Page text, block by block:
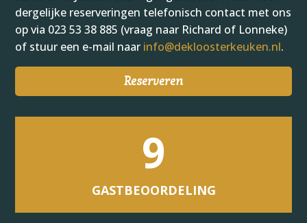
dergelijke reserveringen telefonisch contact met ons
op via 023 53 38 885 (vraag naar Richard of Lonneke)
of stuur een e-mail naar info@dekloosterkeuken.nl.
Reserveren
9
GASTBEOORDELING